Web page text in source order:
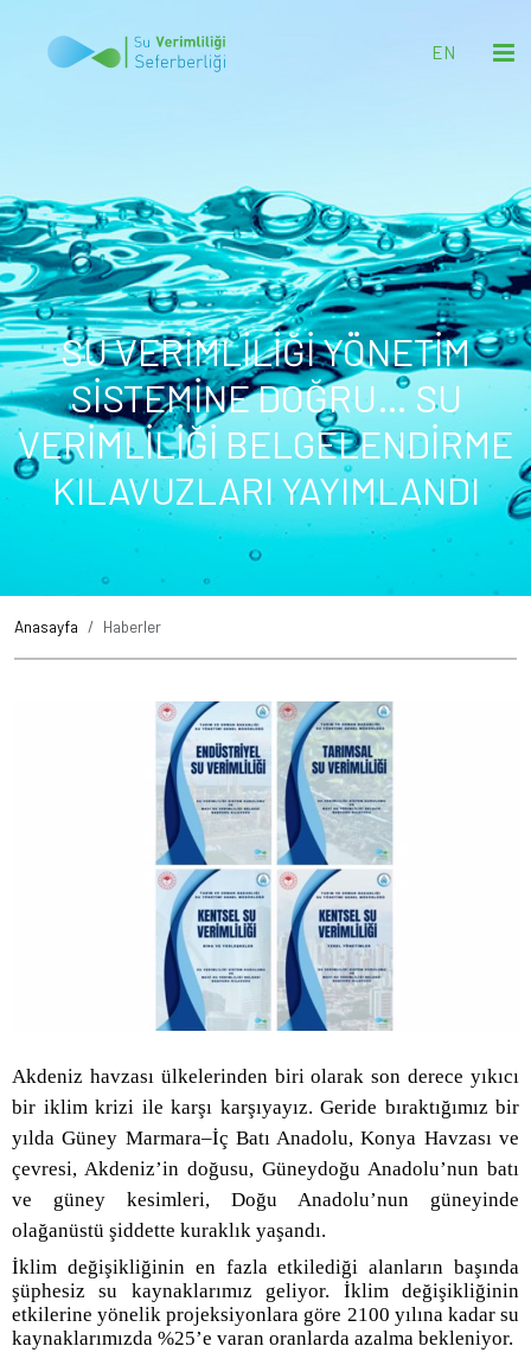
EN
SU VERİMLİLİĞİ YÖNETİM
SİSTEMİNE DOĞRU… SU
VERİMLİLİĞİ BELGELENDİRME
KILAVUZLARI YAYIMLANDI
Anasayfa Haberler
Akdeniz havzası ülkelerinden biri olarak son derece yıkıcı
bir iklim krizi ile karşı karşıyayız. Geride bıraktığımız bir
yılda Güney Marmara–İç Batı Anadolu, Konya Havzası ve
çevresi, Akdeniz’in doğusu, Güneydoğu Anadolu’nun batı
ve güney kesimleri, Doğu Anadolu’nun güneyinde
olağanüstü şiddette kuraklık yaşandı.
İklim değişikliğinin en fazla etkilediği alanların başında
şüphesiz su kaynaklarımız geliyor. İklim değişikliğinin
etkilerine yönelik projeksiyonlara göre 2100 yılına kadar su
kaynaklarımızda %25’e varan oranlarda azalma bekleniyor.